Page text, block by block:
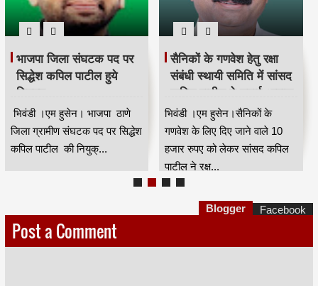
भाजपा जिला संघटक पद पर
सिद्धेश कपिल पाटील हुये
नियुक्त
भिवंडी ।एम हुसेन। भाजपा ठाणे
जिला ग्रामीण संघटक पद पर सिद्धेश
कपिल पाटील की नियुक्...
सैनिकों के गणवेश हेतु रक्षा
संबंधी स्थायी समिति में सांसद
कपिल पाटील ने उठाई आवाज
भिवंडी ।एम हुसेन।सैनिकों के
गणवेश के लिए दिए जाने वाले 10
हजार रुपए को लेकर सांसद कपिल
पाटील ने रक्ष...
Post a Comment
Blogger Facebook